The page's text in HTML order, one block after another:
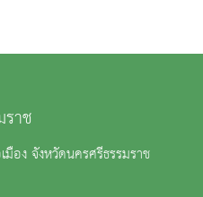
าช
มือง จังหวัดนครศรีธรรมราช